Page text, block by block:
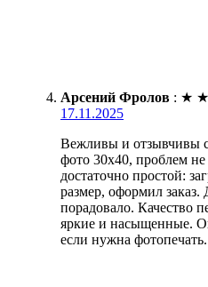
Арсений Фролов : ★ ★
17.11.2025
Вежливы и отзывчивы
фото 30х40, проблем
достаточно простой:
размер, оформил заказ.
порадовало. Качество
яркие и насыщенные.
если нужна фотопечать.